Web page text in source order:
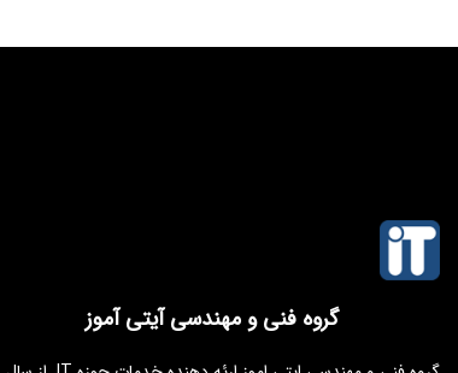
گروه فنی و مهندسی آیتی آموز